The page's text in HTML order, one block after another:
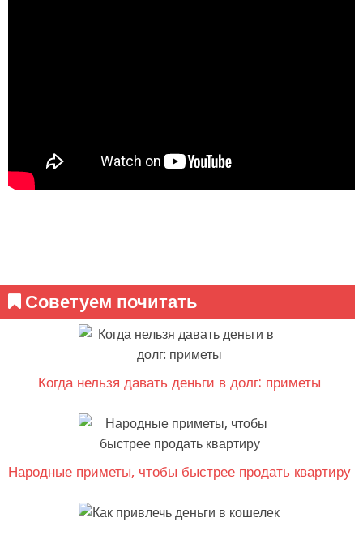
Советуем почитать
Когда нельзя давать деньги в долг: приметы
Народные приметы, чтобы быстрее продать квартиру